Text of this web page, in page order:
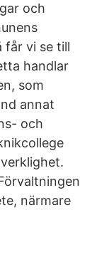
och
får vi se till
handlar
som
annat
och
närmare